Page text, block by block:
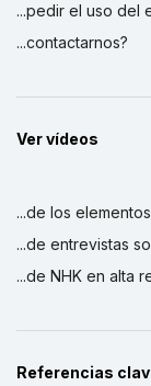
...pedir el uso del
...contactarnos?
Ver vídeos
...de los
...de entrevistas
...de NHK en alta
Referencias